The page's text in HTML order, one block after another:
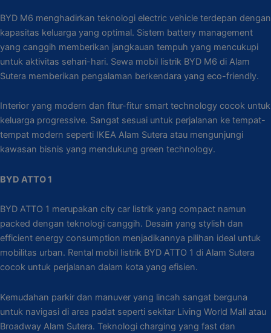
BYD M6 menghadirkan teknologi electric vehicle terdepan dengan
kapasitas keluarga yang optimal. Sistem battery management
yang canggih memberikan jangkauan tempuh yang mencukupi
untuk aktivitas sehari-hari. Sewa mobil listrik BYD M6 di Alam
Sutera memberikan pengalaman berkendara yang eco-friendly.
Interior yang modern dan fitur-fitur smart technology cocok untuk
keluarga progressive. Sangat sesuai untuk perjalanan ke tempat-
tempat modern seperti IKEA Alam Sutera atau mengunjungi
kawasan bisnis yang mendukung green technology.
BYD ATTO 1
BYD ATTO 1 merupakan city car listrik yang compact namun
packed dengan teknologi canggih. Desain yang stylish dan
efficient energy consumption menjadikannya pilihan ideal untuk
mobilitas urban. Rental mobil listrik BYD ATTO 1 di Alam Sutera
cocok untuk perjalanan dalam kota yang efisien.
Kemudahan parkir dan manuver yang lincah sangat berguna
untuk navigasi di area padat seperti sekitar Living World Mall atau
Broadway Alam Sutera. Teknologi charging yang fast dan